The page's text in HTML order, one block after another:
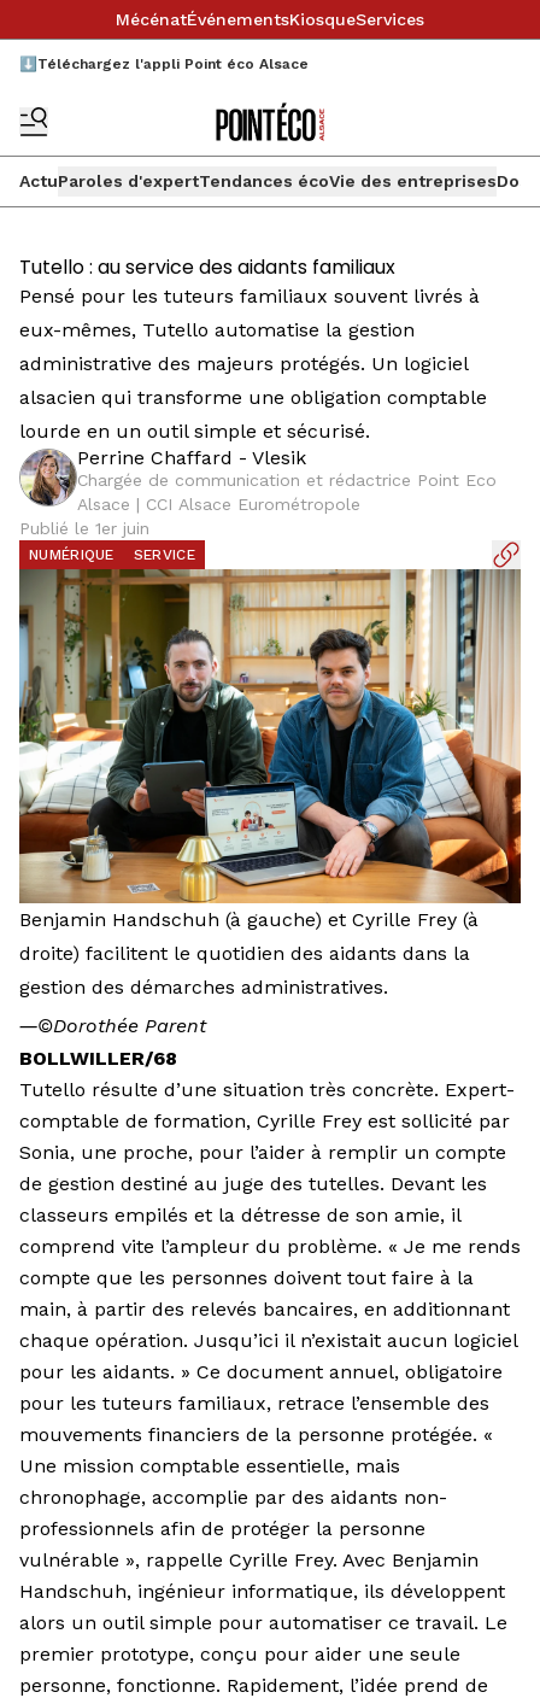
MécénatÉvénementsKiosqueServices
⬇️Téléchargez l'appli Point éco Alsace
ActuParoles d'expertTendances écoVie des entreprises
Tutello : au service des aidants familiaux
Pensé pour les tuteurs familiaux souvent livrés à
eux-mêmes, Tutello automatise la gestion
administrative des majeurs protégés. Un logiciel
alsacien qui transforme une obligation comptable
lourde en un outil simple et sécurisé.
Perrine Chaffard - Vlesik
Chargée de communication et rédactrice Point Eco
Alsace | CCI Alsace Eurométropole
Publié le 1er juin
NUMÉRIQUE SERVICE
Benjamin Handschuh (à gauche) et Cyrille Frey (à
droite) facilitent le quotidien des aidants dans la
gestion des démarches administratives.
―©Dorothée Parent
BOLLWILLER/68
Tutello résulte d’une situation très concrète. Expert-
comptable de formation, Cyrille Frey est sollicité par
Sonia, une proche, pour l’aider à remplir un compte
de gestion destiné au juge des tutelles. Devant les
classeurs empilés et la détresse de son amie, il
comprend vite l’ampleur du problème. « Je me rends
compte que les personnes doivent tout faire à la
main, à partir des relevés bancaires, en additionnant
chaque opération. Jusqu’ici il n’existait aucun logiciel
pour les aidants. » Ce document annuel, obligatoire
pour les tuteurs familiaux, retrace l’ensemble des
mouvements financiers de la personne protégée. «
Une mission comptable essentielle, mais
chronophage, accomplie par des aidants non-
professionnels afin de protéger la personne
vulnérable », rappelle Cyrille Frey. Avec Benjamin
Handschuh, ingénieur informatique, ils développent
alors un outil simple pour automatiser ce travail. Le
premier prototype, conçu pour aider une seule
personne, fonctionne. Rapidement, l’idée prend de